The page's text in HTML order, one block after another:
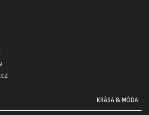
KRÁSA & MÓDA